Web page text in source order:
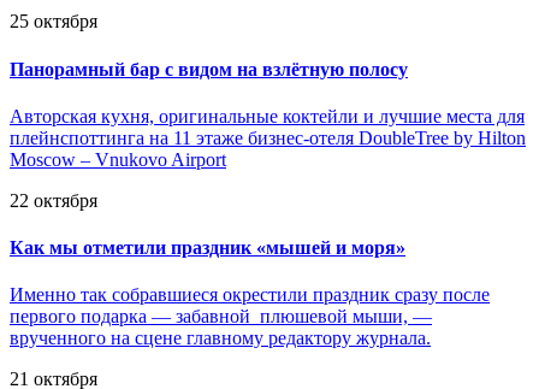
25 октября
Панорамный бар с видом на взлётную полосу
Авторская кухня, оригинальные коктейли и лучшие места для
плейнспоттинга на 11 этаже бизнес-отеля DoubleTree by Hilton
Moscow – Vnukovo Airport
22 октября
Как мы отметили праздник «мышей и моря»
Именно так собравшиеся окрестили праздник сразу после
первого подарка — забавной плюшевой мыши, —
врученного на сцене главному редактору журнала.
21 октября